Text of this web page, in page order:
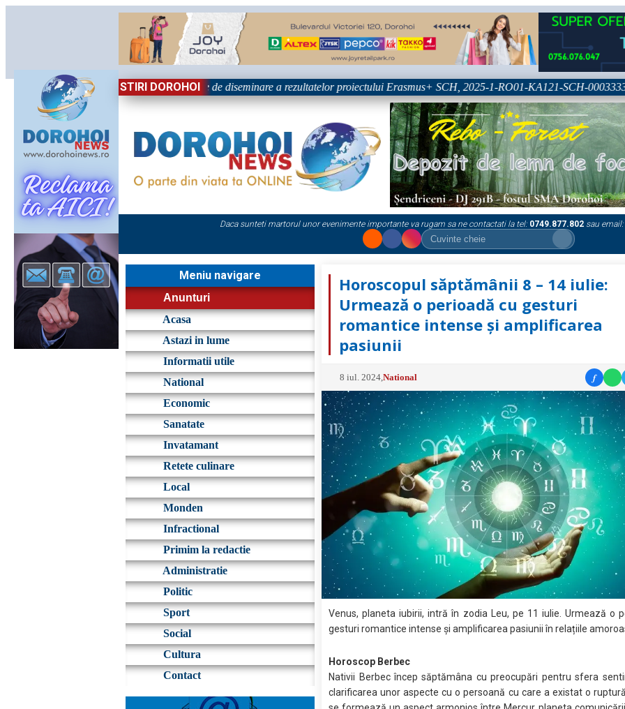
STIRI DOROHOI
Ghica” Dorohoi - Activitate de diseminare a rezultatelor proiectului Erasmus+ SCH, 2025-1-RO01-KA121-SCH-000333361
Daca sunteti martorul unor evenimente importante va rugam sa ne contactati la tel: 0749.877.802 sau email:
Meniu navigare
Anunturi
Acasa
Astazi in lume
Informatii utile
National
Economic
Sanatate
Invatamant
Retete culinare
Local
Monden
Infractional
Primim la redactie
Administratie
Politic
Sport
Social
Cultura
Contact
Horoscopul săptămânii 8 – 14 iulie:
Urmează o perioadă cu gesturi
romantice intense și amplificarea
pasiunii
8 iul. 2024 ,National f
Venus, planeta iubirii, intră în zodia Leu, pe 11 iulie. Urmează o
gesturi romantice intense și amplificarea pasiunii în relațiile
Horoscop Berbec
Nativii Berbec încep săptămâna cu preocupări pentru sfera
clarificarea unor aspecte cu o persoană cu care a existat o